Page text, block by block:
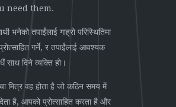
need them.
भनेको तपाईंलाई गाह्रो परिस्थितिमा
गर्ने, र तपाईंलाई आवश्यक
साथ दिने व्यक्ति हो।
मित्र वह होता है जो कठिन समय में
है, आपको प्रोत्साहित करता है और